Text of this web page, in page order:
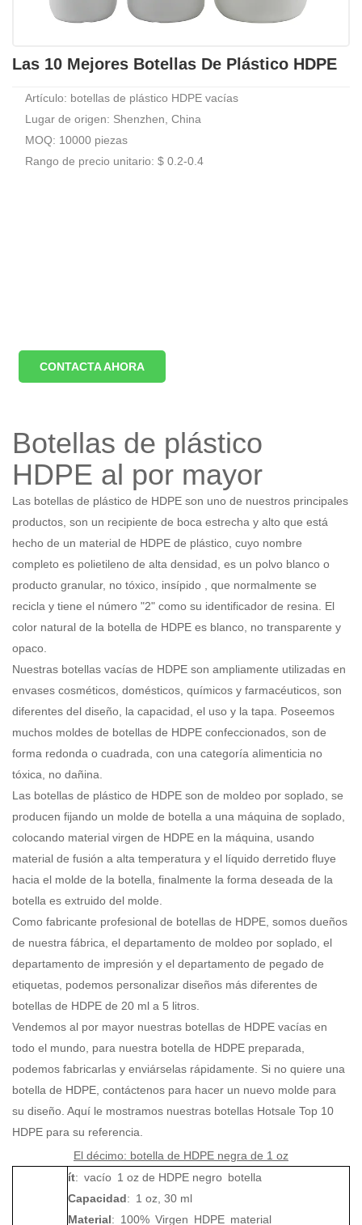
Las 10 Mejores Botellas De Plástico HDPE
Artículo: botellas de plástico HDPE vacías
Lugar de origen: Shenzhen, China
MOQ: 10000 piezas
Rango de precio unitario: $ 0.2-0.4
CONTACTA AHORA
Botellas de plástico
HDPE al por mayor
Las botellas de plástico de HDPE son uno de nuestros principales
productos, son un recipiente de boca estrecha y alto que está
hecho de un material de HDPE de plástico, cuyo nombre
completo es polietileno de alta densidad, es un polvo blanco o
producto granular, no tóxico, insípido , que normalmente se
recicla y tiene el número "2" como su identificador de resina. El
color natural de la botella de HDPE es blanco, no transparente y
opaco.
Nuestras botellas vacías de HDPE son ampliamente utilizadas en
envases cosméticos, domésticos, químicos y farmacéuticos, son
diferentes del diseño, la capacidad, el uso y la tapa. Poseemos
muchos moldes de botellas de HDPE confeccionados, son de
forma redonda o cuadrada, con una categoría alimenticia no
tóxica, no dañina.
Las botellas de plástico de HDPE son de moldeo por soplado, se
producen fijando un molde de botella a una máquina de soplado,
colocando material virgen de HDPE en la máquina, usando
material de fusión a alta temperatura y el líquido derretido fluye
hacia el molde de la botella, finalmente la forma deseada de la
botella es extruido del molde.
Como fabricante profesional de botellas de HDPE, somos dueños
de nuestra fábrica, el departamento de moldeo por soplado, el
departamento de impresión y el departamento de pegado de
etiquetas, podemos personalizar diseños más diferentes de
botellas de HDPE de 20 ml a 5 litros.
Vendemos al por mayor nuestras botellas de HDPE vacías en
todo el mundo, para nuestra botella de HDPE preparada,
podemos fabricarlas y enviárselas rápidamente. Si no quiere una
botella de HDPE, contáctenos para hacer un nuevo molde para
su diseño. Aquí le mostramos nuestras botellas Hotsale Top 10
HDPE para su referencia.
El décimo: botella de HDPE negra de 1 oz
ít: vacío 1 oz de HDPE negro botella
Capacidad: 1 oz, 30 ml
Material: 100% Virgen HDPE material